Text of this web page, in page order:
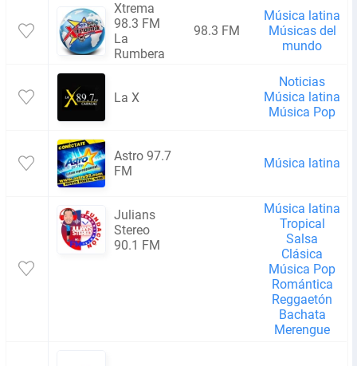
Xtrema
98.3 FM
La
Rumbera
98.3 FM
Música latina
Músicas del
mundo
La X
Noticias
Música latina
Música Pop
Astro 97.7
FM
Música latina
Julians
Stereo
90.1 FM
Música latina
Tropical
Salsa
Clásica
Música Pop
Romántica
Reggaetón
Bachata
Merengue